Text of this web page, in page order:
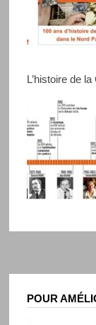
L’histoire de
POUR